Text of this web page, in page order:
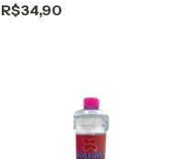
R$34,90